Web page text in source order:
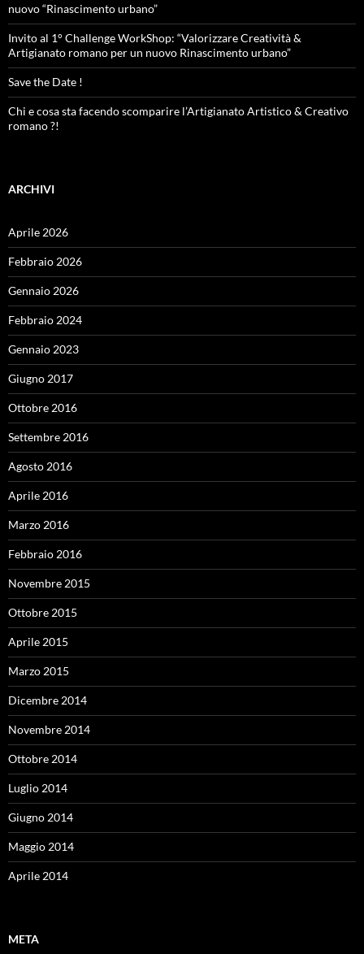
nuovo “Rinascimento urbano”
Invito al 1° Challenge WorkShop: “Valorizzare Creatività &
Artigianato romano per un nuovo Rinascimento urbano”
Save the Date !
Chi e cosa sta facendo scomparire l’Artigianato Artistico & Creativo
romano ?!
ARCHIVI
Aprile 2026
Febbraio 2026
Gennaio 2026
Febbraio 2024
Gennaio 2023
Giugno 2017
Ottobre 2016
Settembre 2016
Agosto 2016
Aprile 2016
Marzo 2016
Febbraio 2016
Novembre 2015
Ottobre 2015
Aprile 2015
Marzo 2015
Dicembre 2014
Novembre 2014
Ottobre 2014
Luglio 2014
Giugno 2014
Maggio 2014
Aprile 2014
META